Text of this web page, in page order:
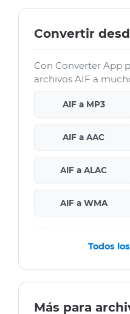
Convertir
Con Converter App
archivos AIF a
AIF a MP3
AIF a AAC
AIF a ALAC
AIF a WMA
Todos
Más para